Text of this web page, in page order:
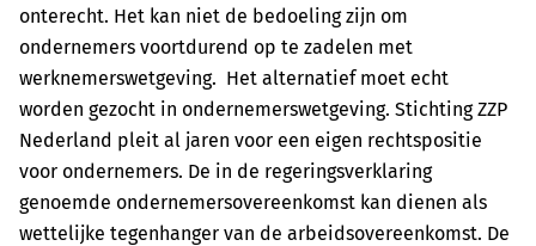
onterecht. Het kan niet de bedoeling zijn om
ondernemers voortdurend op te zadelen met
werknemerswetgeving. Het alternatief moet echt
worden gezocht in ondernemerswetgeving. Stichting ZZP
Nederland pleit al jaren voor een eigen rechtspositie
voor ondernemers. De in de regeringsverklaring
genoemde ondernemersovereenkomst kan dienen als
wettelijke tegenhanger van de arbeidsovereenkomst. De